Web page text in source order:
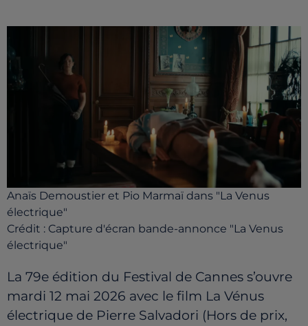
Anaïs Demoustier et Pio Marmaï dans "La Venus
électrique"
Crédit : Capture d'écran bande-annonce "La Venus
électrique"
La 79e édition du Festival de Cannes s’ouvre
mardi 12 mai 2026 avec le film La Vénus
électrique de Pierre Salvadori (Hors de prix,